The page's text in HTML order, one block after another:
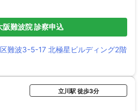
阪難波院 診察申込
難波3-5-17 北極星ビルディング2階
立川駅 徒歩3分